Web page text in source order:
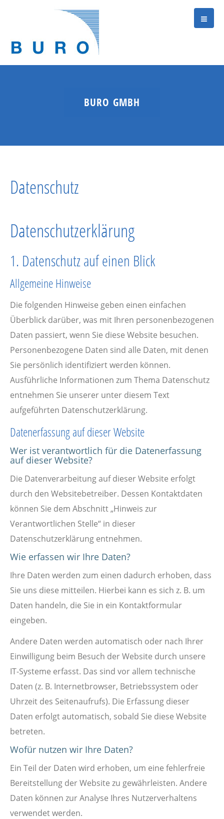
BURO GMBH
Datenschutz
Datenschutz­erklärung
1. Datenschutz auf einen Blick
Allgemeine Hinweise
Die folgenden Hinweise geben einen einfachen
Überblick darüber, was mit Ihren personenbezogenen
Daten passiert, wenn Sie diese Website besuchen.
Personenbezogene Daten sind alle Daten, mit denen
Sie persönlich identifiziert werden können.
Ausführliche Informationen zum Thema Datenschutz
entnehmen Sie unserer unter diesem Text
aufgeführten Datenschutzerklärung.
Datenerfassung auf dieser Website
Wer ist verantwortlich für die Datenerfassung
auf dieser Website?
Die Datenverarbeitung auf dieser Website erfolgt
durch den Websitebetreiber. Dessen Kontaktdaten
können Sie dem Abschnitt „Hinweis zur
Verantwortlichen Stelle“ in dieser
Datenschutzerklärung entnehmen.
Wie erfassen wir Ihre Daten?
Ihre Daten werden zum einen dadurch erhoben, dass
Sie uns diese mitteilen. Hierbei kann es sich z. B. um
Daten handeln, die Sie in ein Kontaktformular
eingeben.
Andere Daten werden automatisch oder nach Ihrer
Einwilligung beim Besuch der Website durch unsere
IT-Systeme erfasst. Das sind vor allem technische
Daten (z. B. Internetbrowser, Betriebssystem oder
Uhrzeit des Seitenaufrufs). Die Erfassung dieser
Daten erfolgt automatisch, sobald Sie diese Website
betreten.
Wofür nutzen wir Ihre Daten?
Ein Teil der Daten wird erhoben, um eine fehlerfreie
Bereitstellung der Website zu gewährleisten. Andere
Daten können zur Analyse Ihres Nutzerverhaltens
verwendet werden.